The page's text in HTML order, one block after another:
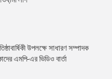
উপলক্ষে সাধারণ সম্পাদক
এমপি-এর ভিডিও বার্তা